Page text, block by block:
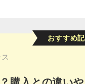
購入との違いや